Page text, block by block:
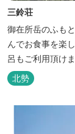
三鈴荘
御在所岳のふも
んでお食事を楽
呂もご利用頂けま
北勢